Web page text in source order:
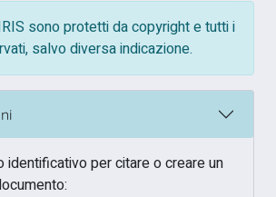
sono protetti da copyright e tutti i
salvo diversa indicazione.
identificativo per citare o creare un